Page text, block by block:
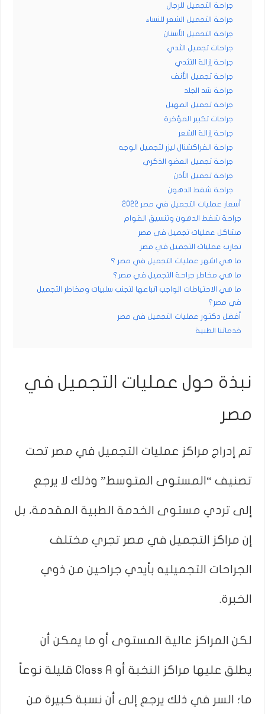
جراحة التجميل للرجال
جراحة التجميل الشعر للنساء
جراحة التجميل الأسنان
جراحات تجميل الثدي
جراحة إزالة التثدي
جراحة تجميل الأنف
جراحة شد الجلد
جراحة تجميل المهبل
جراحات تكبير المؤخرة
جراحة إزالة الشعر
جراحة الفراكشنال ليزر لتجميل الوجه
جراحة تجميل العضو الذكري
جراحة تجميل الأذن
جراحة شفط الدهون
أسعار عمليات التجميل في مصر 2022
جراحة شفط الدهون وتنسيق القوام
مشاكل عمليات تجميل في مصر
تجارب عمليات التجميل في مصر
ما هي اشهر عمليات التجميل في مصر ؟
ما هي مخاطر جراحة التجميل في مصر؟
ما هي الاحتياطات الواجب اتباعها لتجنب سلبيات ومخاطر التجميل
في مصر؟
أفضل دكتور عمليات التجميل في مصر
خدماتنا الطبية
نبذة حول عمليات التجميل في
مصر
تم إدراج مراكز عمليات التجميل في مصر تحت
تصنيف “المستوى المتوسط” وذلك لا يرجع
إلى تردي مستوى الخدمة الطبية المقدمة، بل
إن مراكز التجميل في مصر تجري مختلف
الجراحات التجميليه بأيدي جراحين من ذوي
الخبرة.
لكن المراكز عالية المستوى أو ما يمكن أن
يطلق عليها مراكز النخبة أو Class A قليلة نوعاً
ما؛ السر في ذلك يرجع إلى أن نسبة كبيرة من